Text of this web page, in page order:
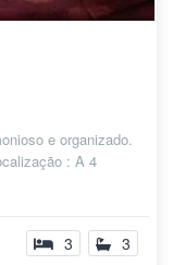
e organizado.
: A 4
3 3